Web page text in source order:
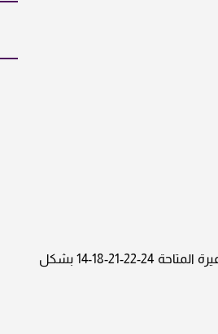
تعرف معنا أيضا عن أسعار أمس والعشرة أيام السابقة من هذا الشهر لكل من الأعيرة المتاحة 24-22-21-18-14 بشكل